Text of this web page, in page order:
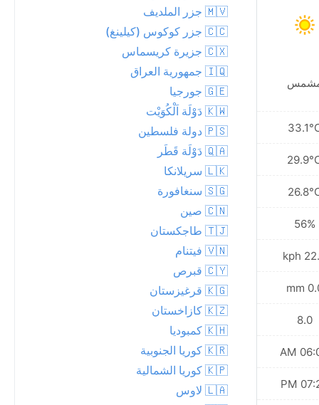
56%
22.0
0.0
8.0
مشمس
31.1°C
28.5°C
26.2°C
66%
19.1 kph
0.0 mm
8.0
06:04 AM
07:25 PM
🇲🇻 جزر الملديف
🇨🇨 جزر كوكوس (كيلينغ)
🇨🇽 جزيرة كريسماس
🇮🇶 جمهورية العراق
🇬🇪 جورجيا
🇰🇼 دَوْلَة اَلْكُوَيْت
🇵🇸 دولة فلسطين
🇶🇦 دَوْلَة قَطَر
🇱🇰 سريلانكا
🇸🇬 سنغافورة
🇨🇳 صين
🇹🇯 طاجكستان
🇻🇳 فيتنام
🇨🇾 قبرص
🇰🇬 قرغيزستان
🇰🇿 كازاخستان
🇰🇭 كمبوديا
🇰🇷 كوريا الجنوبية
🇰🇵 كوريا الشمالية
🇱🇦 لاوس